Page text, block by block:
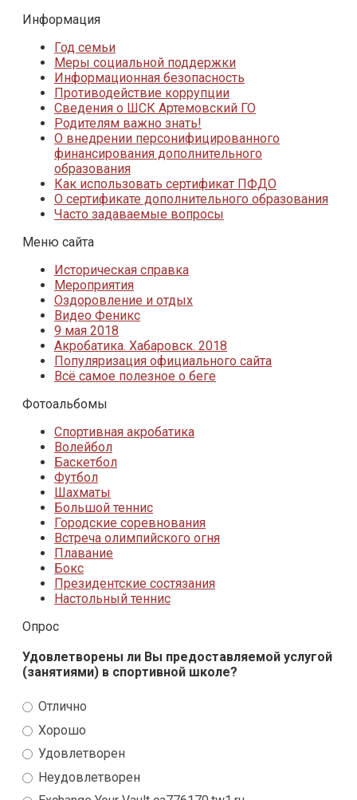
Информация
Год семьи
Меры социальной поддержки
Информационная безопасность
Противодействие коррупции
Сведения о ШСК Артемовский ГО
Родителям важно знать!
О внедрении персонифицированного
финансирования дополнительного
образования
Как использовать сертификат ПФДО
О сертификате дополнительного образования
Часто задаваемые вопросы
Меню сайта
Историческая справка
Мероприятия
Оздоровление и отдых
Видео Феникс
9 мая 2018
Акробатика. Хабаровск. 2018
Популяризация официального сайта
Всё самое полезное о беге
Фотоальбомы
Спортивная акробатика
Волейбол
Баскетбол
Футбол
Шахматы
Большой теннис
Городские соревнования
Встреча олимпийского огня
Плавание
Бокс
Президентские состязания
Настольный теннис
Опрос
Удовлетворены ли Вы предоставляемой услугой
(занятиями) в спортивной школе?
Отлично
Хорошо
Удовлетворен
Неудовлетворен